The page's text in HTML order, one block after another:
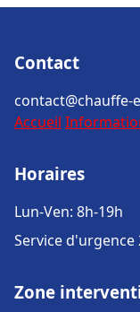
Contact
contact@chauffe-
Accueil
Horaires
Lun-Ven: 8h-19h
Service d'urgence
Zone